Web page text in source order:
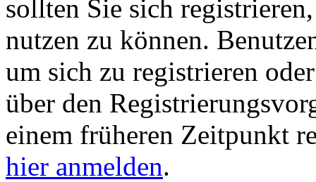
sollten Sie sich
nutzen zu können.
um sich zu registrieren
über den
einem früheren Zeitpunkt
hier anmelden.